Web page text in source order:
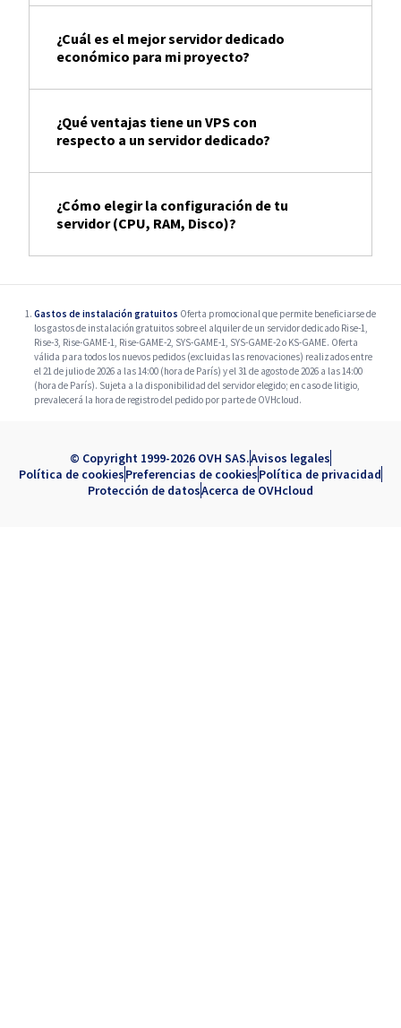
¿Cuál es el mejor servidor dedicado
económico para mi proyecto?
¿Qué ventajas tiene un VPS con
respecto a un servidor dedicado?
¿Cómo elegir la configuración de tu
servidor (CPU, RAM, Disco)?
Gastos de instalación gratuitos Oferta promocional que permite beneficiarse de
los gastos de instalación gratuitos sobre el alquiler de un servidor dedicado Rise-1,
Rise-3, Rise-GAME-1, Rise-GAME-2, SYS-GAME-1, SYS-GAME-2 o KS-GAME. Oferta
válida para todos los nuevos pedidos (excluidas las renovaciones) realizados entre
el 21 de julio de 2026 a las 14:00 (hora de París) y el 31 de agosto de 2026 a las 14:00
(hora de París). Sujeta a la disponibilidad del servidor elegido; en caso de litigio,
prevalecerá la hora de registro del pedido por parte de OVHcloud.
© Copyright 1999-2026 OVH SAS.Avisos legales
Política de cookiesPreferencias de cookiesPolítica de privacidad
Protección de datosAcerca de OVHcloud